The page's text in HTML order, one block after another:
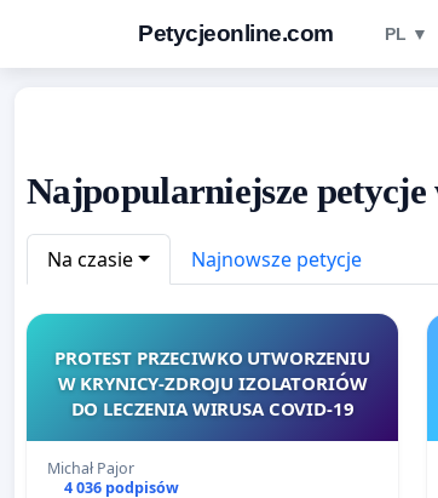
Petycjeonline.com PL ▼
Najpopularniejsze petycje
Na czasie Najnowsze petycje
PROTEST PRZECIWKO UTWORZENIU
W KRYNICY-ZDROJU IZOLATORIÓW
DO LECZENIA WIRUSA COVID-19
Michał Pajor
4 036 podpisów